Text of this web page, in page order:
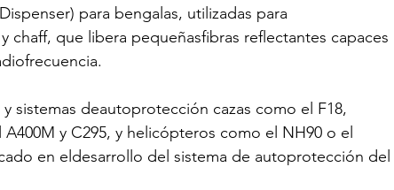
para bengalas, utilizadas para
chaff, que libera pequeñasfibras reflectantes capaces
sistemas deautoprotección cazas como el F18,
y C295, y helicópteros como el NH90 o el
en eldesarrollo del sistema de autoprotección del